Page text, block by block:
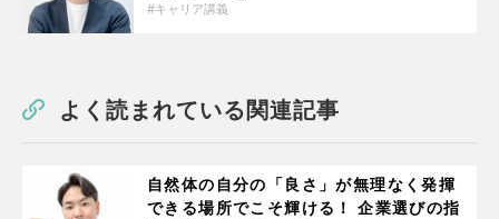
キャリア講義
よく読まれている関連記事
自然体の自分の「良さ」が無理なく発揮
できる場所でこそ輝ける！ 企業選びの指